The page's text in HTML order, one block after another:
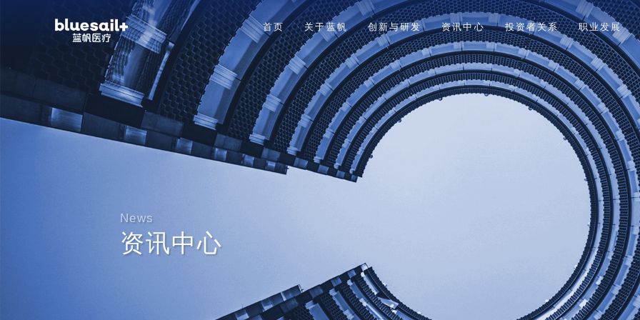
首页 关于蓝帆 创新与研发 资讯中心 投资者关系 职业发展
News
资讯中心